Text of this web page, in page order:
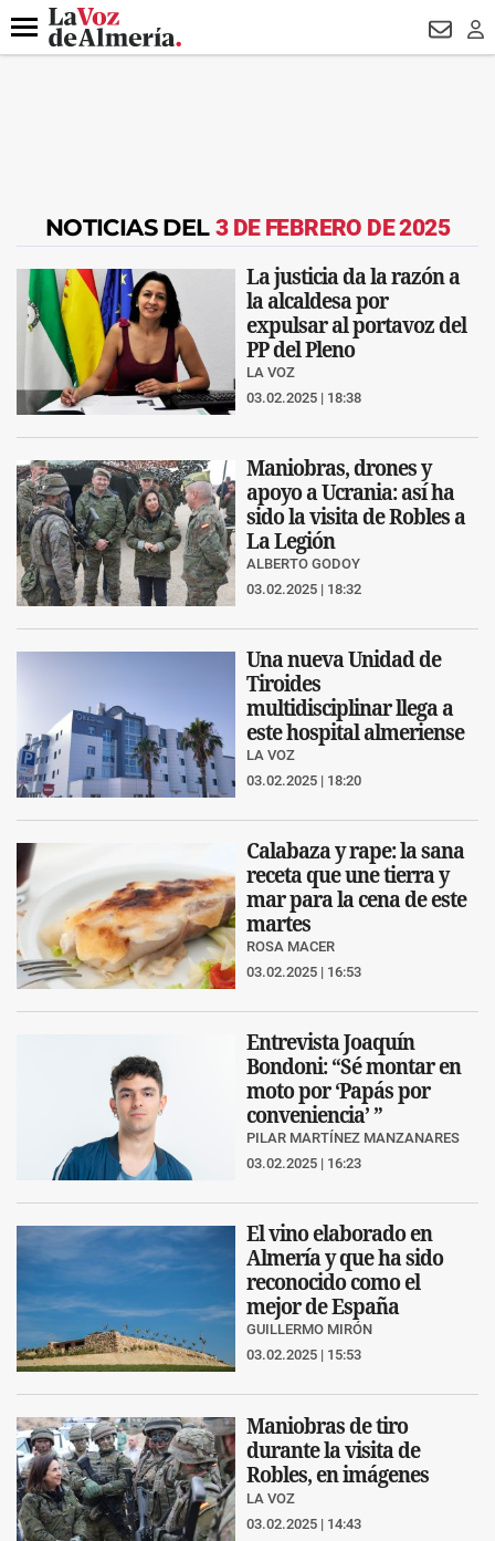
DESTACADO MANUEL
Menú
NOTICIAS DEL3 DE FEBRERO DE 2025
La justicia da la razón a
la alcaldesa por
expulsar al portavoz del
PP del Pleno
LA VOZ
03.02.2025 | 18:38
Maniobras, drones y
apoyo a Ucrania: así ha
sido la visita de Robles a
La Legión
ALBERTO GODOY
03.02.2025 | 18:32
Una nueva Unidad de
Tiroides
multidisciplinar llega a
este hospital almeriense
LA VOZ
03.02.2025 | 18:20
Calabaza y rape: la sana
receta que une tierra y
mar para la cena de este
martes
ROSA MACER
03.02.2025 | 16:53
Entrevista Joaquín
Bondoni: “Sé montar en
moto por ‘Papás por
conveniencia’ ”
PILAR MARTÍNEZ MANZANARES
03.02.2025 | 16:23
El vino elaborado en
Almería y que ha sido
reconocido como el
mejor de España
GUILLERMO MIRÓN
03.02.2025 | 15:53
Maniobras de tiro
durante la visita de
Robles, en imágenes
LA VOZ
03.02.2025 | 14:43